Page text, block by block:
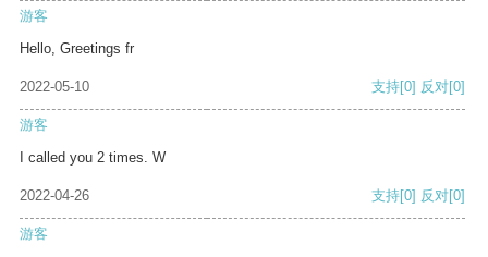
游客
Hello, Greetings fr
2022-05-10 支持[0] 反对[0]
游客
I called you 2 times. W
2022-04-26 支持[0] 反对[0]
游客